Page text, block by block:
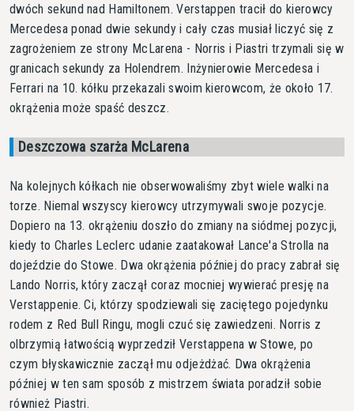
dwóch sekund nad Hamiltonem. Verstappen tracił do kierowcy
Mercedesa ponad dwie sekundy i cały czas musiał liczyć się z
zagrożeniem ze strony McLarena - Norris i Piastri trzymali się w
granicach sekundy za Holendrem. Inżynierowie Mercedesa i
Ferrari na 10. kółku przekazali swoim kierowcom, że około 17.
okrążenia może spaść deszcz.
Deszczowa szarża McLarena
Na kolejnych kółkach nie obserwowaliśmy zbyt wiele walki na
torze. Niemal wszyscy kierowcy utrzymywali swoje pozycje.
Dopiero na 13. okrążeniu doszło do zmiany na siódmej pozycji,
kiedy to Charles Leclerc udanie zaatakował Lance'a Strolla na
dojeździe do Stowe. Dwa okrążenia później do pracy zabrał się
Lando Norris, który zaczął coraz mocniej wywierać presję na
Verstappenie. Ci, którzy spodziewali się zaciętego pojedynku
rodem z Red Bull Ringu, mogli czuć się zawiedzeni. Norris z
olbrzymią łatwością wyprzedził Verstappena w Stowe, po
czym błyskawicznie zaczął mu odjeżdżać. Dwa okrążenia
później w ten sam sposób z mistrzem świata poradził sobie
również Piastri.